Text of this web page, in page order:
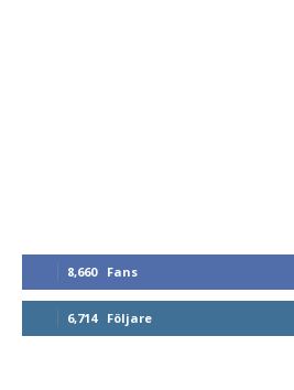
8,660 Fans
6,714 Följare